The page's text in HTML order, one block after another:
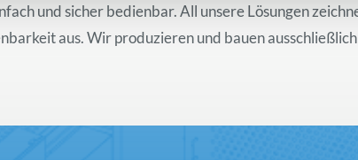
und sicher bedienbar. All unsere Lösungen
aus. Wir produzieren und bauen